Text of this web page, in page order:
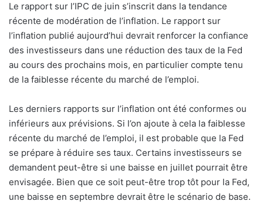
Le rapport sur l’IPC de juin s’inscrit dans la tendance
récente de modération de l’inflation. Le rapport sur
l’inflation publié aujourd’hui devrait renforcer la confiance
des investisseurs dans une réduction des taux de la Fed
au cours des prochains mois, en particulier compte tenu
de la faiblesse récente du marché de l’emploi.
Les derniers rapports sur l’inflation ont été conformes ou
inférieurs aux prévisions. Si l’on ajoute à cela la faiblesse
récente du marché de l’emploi, il est probable que la Fed
se prépare à réduire ses taux. Certains investisseurs se
demandent peut-être si une baisse en juillet pourrait être
envisagée. Bien que ce soit peut-être trop tôt pour la Fed,
une baisse en septembre devrait être le scénario de base.